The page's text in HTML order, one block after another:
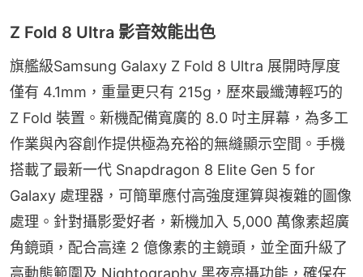
Z Fold 8 Ultra 影音效能出色
旗艦級Samsung Galaxy Z Fold 8 Ultra 展開時厚度
僅有 4.1mm，重量更只有 215g，歷來最纖薄輕巧的
Z Fold 裝置。新機配備寬廣的 8.0 吋主屏幕，為多工
作業與內容創作提供極為充裕的無縫顯示空間。手機
搭載了最新一代 Snapdragon 8 Elite Gen 5 for
Galaxy 處理器，可簡單應付高強度運算與複雜的圖像
處理。針對攝影愛好者，新機加入 5,000 萬像素超廣
角鏡頭，配合高達 2 億像素的主鏡頭，並全面升級了
高動態範圍及 Nightography 黑夜亮攝功能，確保在